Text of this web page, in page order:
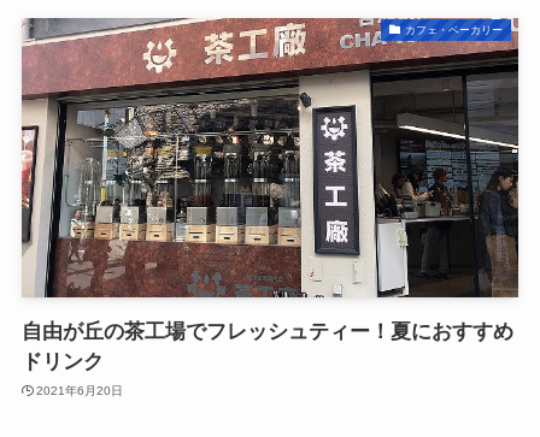
カフェ・ベーカリー
自由が丘の茶工場でフレッシュティー！夏におすすめ
ドリンク
2021年6月20日